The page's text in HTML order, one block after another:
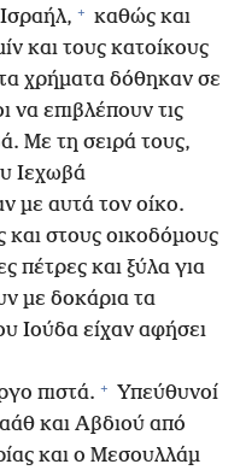
+ καθώς και
και τους κατοίκους
χρήματα δόθηκαν σε
να επιβλέπουν τις
Με τη σειρά τους,
Ιεχωβά
με αυτά τον οίκο.
και στους οικοδόμους
πέτρες και ξύλα για
με δοκάρια τα
Ιούδα είχαν αφήσει
πιστά. + Υπεύθυνοί
και Αβδιού από
και ο Μεσουλλάμ